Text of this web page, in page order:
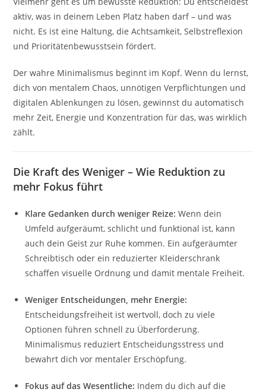
aktiv, was in deinem Leben Platz haben darf – und was
nicht. Es ist eine Haltung, die Achtsamkeit, Selbstreflexion
und Prioritätenbewusstsein fördert.
Der wahre Minimalismus beginnt im Kopf. Wenn du lernst,
dich von mentalem Chaos, unnötigen Verpflichtungen und
digitalen Ablenkungen zu lösen, gewinnst du automatisch
mehr Zeit, Energie und Konzentration für das, was wirklich
zählt.
Die Kraft des Weniger – Wie Reduktion zu
mehr Fokus führt
Klare Gedanken durch weniger Reize: Wenn dein
Umfeld aufgeräumt, schlicht und funktional ist, kann
auch dein Geist zur Ruhe kommen. Ein aufgeräumter
Schreibtisch oder ein reduzierter Kleiderschrank
schaffen visuelle Ordnung und damit mentale Freiheit.
Weniger Entscheidungen, mehr Energie:
Entscheidungsfreiheit ist wertvoll, doch zu viele
Optionen führen schnell zu Überforderung.
Minimalismus reduziert Entscheidungsstress und
bewahrt dich vor mentaler Erschöpfung.
Fokus auf das Wesentliche: Indem du dich auf die